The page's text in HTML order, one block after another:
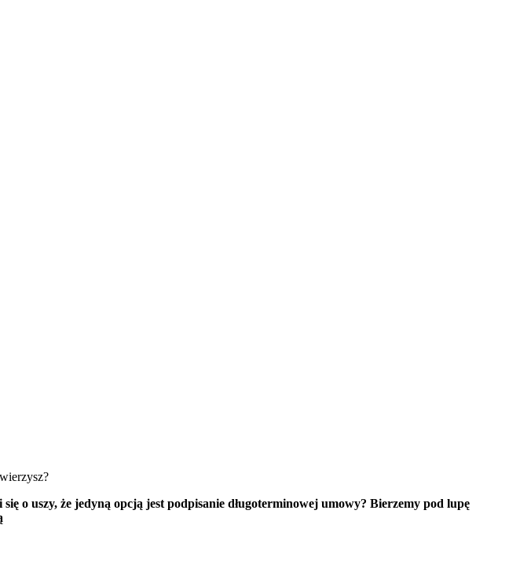
o uszy, że jedyną opcją jest podpisanie długoterminowej umowy? Bierzemy pod lupę